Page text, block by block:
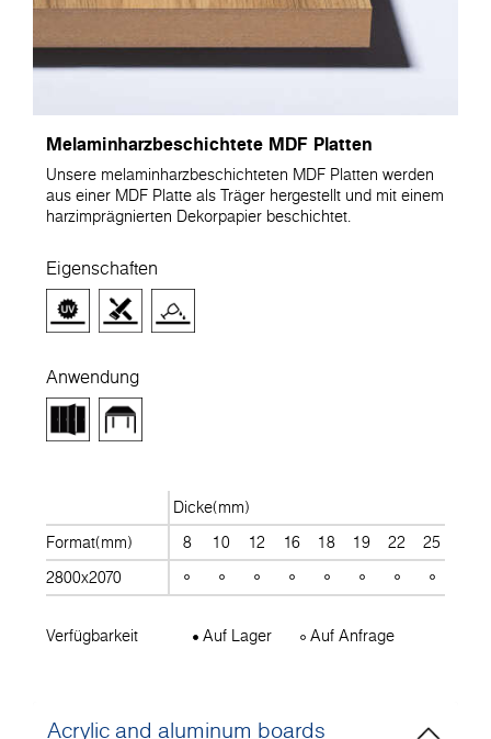
Melaminharzbeschichtete MDF Platten
Unsere melaminharzbeschichteten MDF Platten werden
aus einer MDF Platte als Träger hergestellt und mit einem
harzimprägnierten Dekorpapier beschichtet.
Eigenschaften
Anwendung
Dicke(mm)
Format(mm)
8 10 12 16 18 19 22 25
2800x2070
Verfügbarkeit Auf Lager Auf Anfrage
Acrylic and aluminum boards